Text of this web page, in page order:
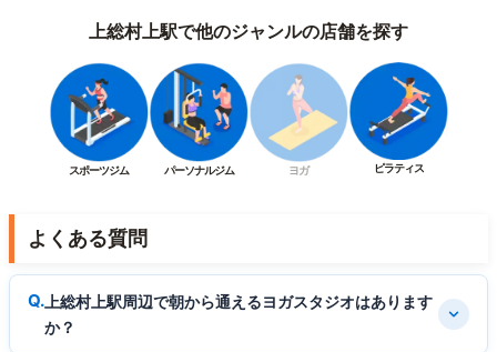
上総村上駅で他のジャンルの店舗を探す
スポーツジム パーソナルジム ヨガ ピラティス
よくある質問
上総村上駅周辺で朝から通えるヨガスタジオはあります
か？